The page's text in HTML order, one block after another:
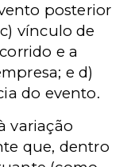
posterior
vínculo de
e a
e d)
do evento.
variação
que, dentro